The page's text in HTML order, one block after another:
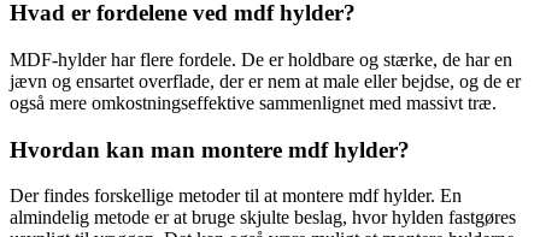
Hvad er fordelene ved mdf hylder?
MDF-hylder har flere fordele. De er holdbare og stærke, de har en
jævn og ensartet overflade, der er nem at male eller bejdse, og de er
også mere omkostningseffektive sammenlignet med massivt træ.
Hvordan kan man montere mdf hylder?
Der findes forskellige metoder til at montere mdf hylder. En
almindelig metode er at bruge skjulte beslag, hvor hylden fastgøres